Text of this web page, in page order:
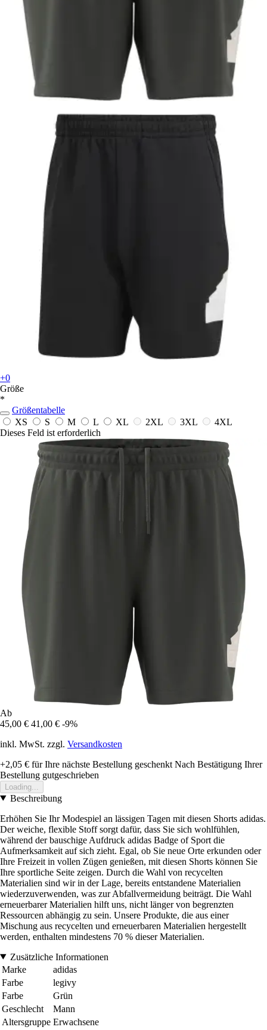
+0
Größe
*
Größentabelle
XS
S M L XL 2XL 3XL
4XL
Dieses Feld ist erforderlich
Ab
45,00 € 41,00 € -9%
inkl. MwSt. zzgl. Versandkosten
+2,05 € für Ihre nächste Bestellung geschenkt Nach Bestätigung Ihrer
Bestellung gutgeschrieben
Loading...
Beschreibung
Erhöhen Sie Ihr Modespiel an lässigen Tagen mit diesen Shorts adidas.
Der weiche, flexible Stoff sorgt dafür, dass Sie sich wohlfühlen,
während der bauschige Aufdruck adidas Badge of Sport die
Aufmerksamkeit auf sich zieht. Egal, ob Sie neue Orte erkunden oder
Ihre Freizeit in vollen Zügen genießen, mit diesen Shorts können Sie
Ihre sportliche Seite zeigen. Durch die Wahl von recycelten
Materialien sind wir in der Lage, bereits entstandene Materialien
wiederzuverwenden, was zur Abfallvermeidung beiträgt. Die Wahl
erneuerbarer Materialien hilft uns, nicht länger von begrenzten
Ressourcen abhängig zu sein. Unsere Produkte, die aus einer
Mischung aus recycelten und erneuerbaren Materialien hergestellt
werden, enthalten mindestens 70 % dieser Materialien.
Zusätzliche Informationen
Marke
adidas
Farbe
legivy
Farbe
Grün
Geschlecht
Mann
Altersgruppe Erwachsene